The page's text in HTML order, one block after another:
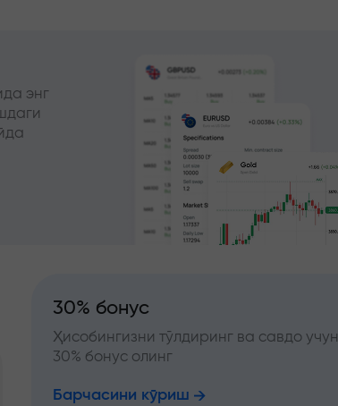
энг
30% бонус
Ҳисобингизни тўлдиринг ва савдо учун
30% бонус олинг
Барчасини кўриш